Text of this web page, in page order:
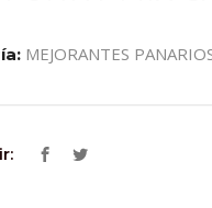
MEJORANTES